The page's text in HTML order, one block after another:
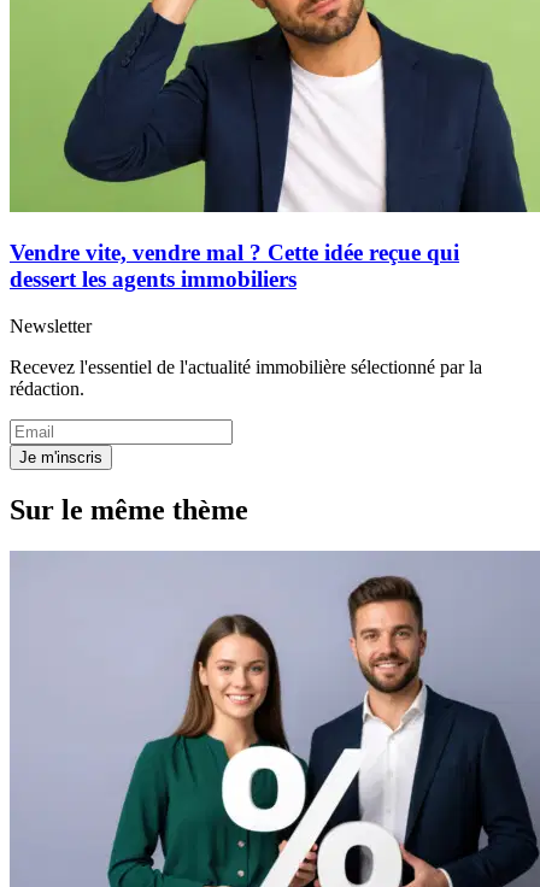
Vendre vite, vendre mal ? Cette idée reçue qui
dessert les agents immobiliers
Newsletter
Recevez l'essentiel de l'actualité immobilière sélectionné par la
rédaction.
Je m'inscris
Sur le même thème